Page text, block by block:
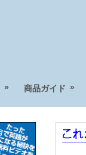
» 商品ガイド »